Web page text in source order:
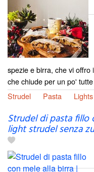
spezie e birra, che vi
che chiude per un po'
Strudel
Pasta Lights
Strudel di pasta fillo
light strudel senza